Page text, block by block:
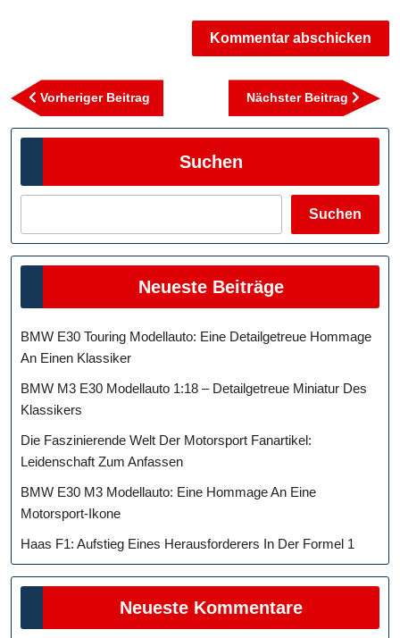
Beitragsnavigation
Vorheriger Beitrag
Beitrag
Nächster Beitrag
Suchen
Suchen
Neueste Beiträge
BMW E30 Touring Modellauto: Eine Detailgetreue Hommage
An Einen Klassiker
BMW M3 E30 Modellauto 1:18 – Detailgetreue Miniatur Des
Klassikers
Die Faszinierende Welt Der Motorsport Fanartikel:
Leidenschaft Zum Anfassen
BMW E30 M3 Modellauto: Eine Hommage An Eine
Motorsport-Ikone
Haas F1: Aufstieg Eines Herausforderers In Der Formel 1
Neueste Kommentare